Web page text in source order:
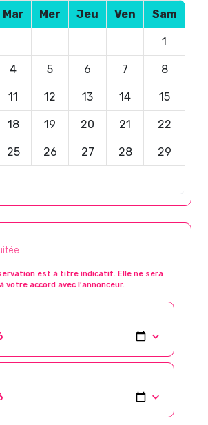
Mar Mer Jeu Ven Sam
1
4 5 6 7 8
11 12 13 14 15
18 19 20 21 22
25 26 27 28 29
est à titre indicatif. Elle ne sera
votre accord avec l’annonceur.